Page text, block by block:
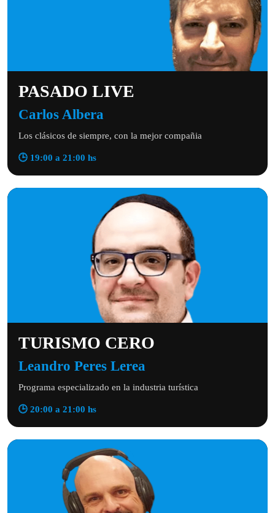
PASADO LIVE
Carlos Albera
Los clásicos de siempre, con la mejor compañia
🕒 19:00 a 21:00 hs
TURISMO CERO
Leandro Peres Lerea
Programa especializado en la industria turística
🕒 20:00 a 21:00 hs